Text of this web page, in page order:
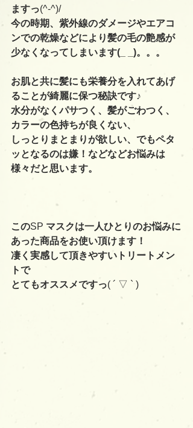
ますっ(^-^)/
今の時期、紫外線のダメージやエアコ
ンでの乾燥などにより髪の毛の艶感が
少なくなってしまいます(_ _)。。。
お肌と共に髪にも栄養分を入れてあげ
ることが綺麗に保つ秘訣です♪
水分がなくパサつく、髪がごわつく、
カラーの色持ちが良くない、
しっとりまとまりが欲しい、でもペタ
ッとなるのは嫌！などなどお悩みは
様々だと思います。
このSP マスクは一人ひとりのお悩みに
あった商品をお使い頂けます！
凄く実感して頂きやすいトリートメン
トで
とてもオススメですっ( ´ ▽ ` )